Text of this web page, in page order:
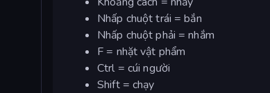
Nhấp chuột trái = bắn
Nhấp chuột phải = nhắm
F = nhặt vật phẩm
Ctrl = cúi người
Shift = chạy